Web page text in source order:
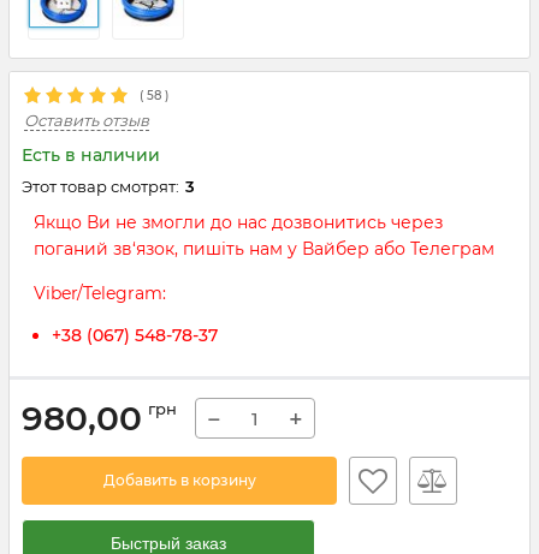
( 58 )
Оставить отзыв
Есть в наличии
Этот товар смотрят: 3
Якщо Ви не змогли до нас дозвонитись через
поганий зв‘язок, пишіть нам у Вайбер або Телеграм
Viber/Telegram:
+38 (067) 548-78-37
980,00 грн − +
Добавить в корзину
Быстрый заказ